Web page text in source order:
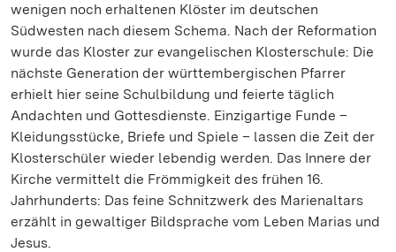
wenigen noch erhaltenen Klöster im deutschen
Südwesten nach diesem Schema. Nach der Reformation
wurde das Kloster zur evangelischen Klosterschule: Die
nächste Generation der württembergischen Pfarrer
erhielt hier seine Schulbildung und feierte täglich
Andachten und Gottesdienste. Einzigartige Funde –
Kleidungsstücke, Briefe und Spiele – lassen die Zeit der
Klosterschüler wieder lebendig werden. Das Innere der
Kirche vermittelt die Frömmigkeit des frühen 16.
Jahrhunderts: Das feine Schnitzwerk des Marienaltars
erzählt in gewaltiger Bildsprache vom Leben Marias und
Jesus.